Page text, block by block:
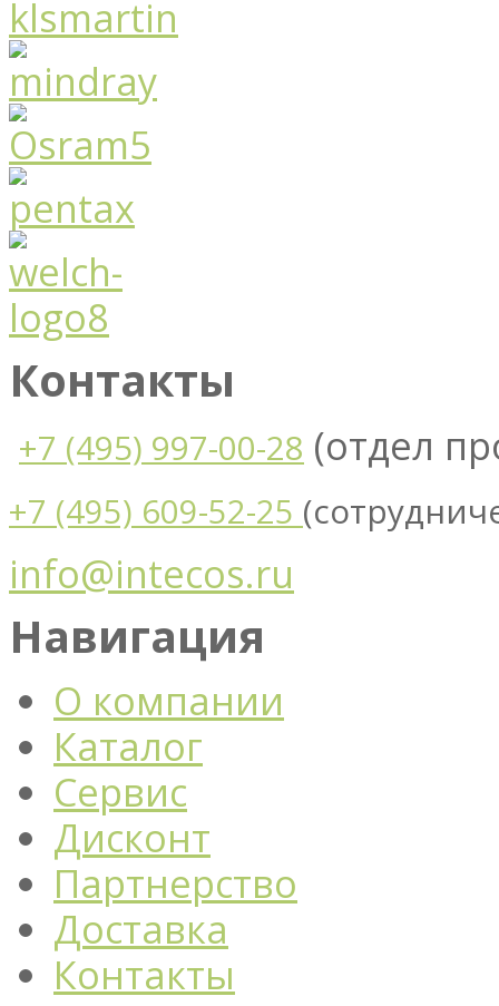
Контакты
+7 (495) 997-00-28 (отдел
+7 (495) 609-52-25
info@intecos.ru
Навигация
О компании
Каталог
Сервис
Дисконт
Партнерство
Доставка
Контакты